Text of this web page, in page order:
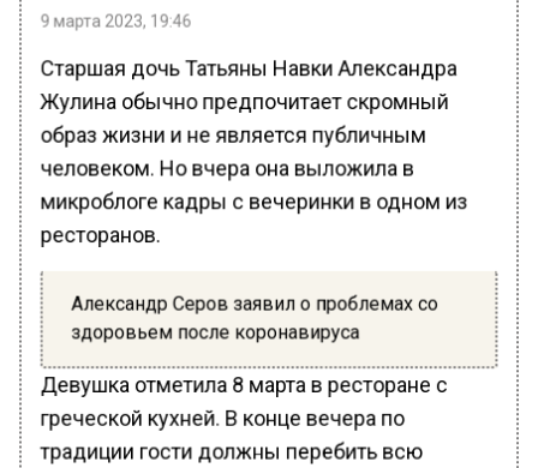
9 марта 2023, 19:46
Старшая дочь Татьяны Навки Александра
Жулина обычно предпочитает скромный
образ жизни и не является публичным
человеком. Но вчера она выложила в
микроблоге кадры с вечеринки в одном из
ресторанов.
Александр Серов заявил о проблемах со
здоровьем после коронавируса
Девушка отметила 8 марта в ресторане с
греческой кухней. В конце вечера по
традиции гости должны перебить всю